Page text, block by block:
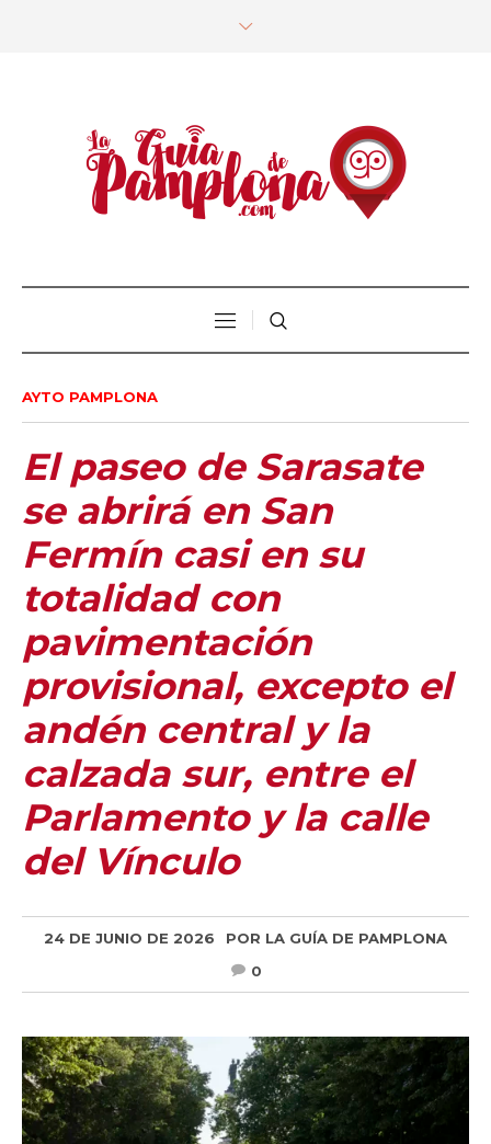
AYTO PAMPLONA
El paseo de Sarasate
se abrirá en San
Fermín casi en su
totalidad con
pavimentación
provisional, excepto el
andén central y la
calzada sur, entre el
Parlamento y la calle
del Vínculo
24 DE JUNIO DE 2026 POR LA GUÍA DE PAMPLONA
0